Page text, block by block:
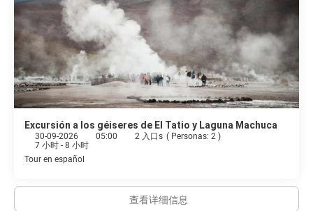
Grab a bite from the snack bar/deli serving guests of Casa Solcor.
Mingle with other guests at the complimentary reception, held
daily. A complimentary buffet breakfast is served daily from 7:30
AM to 11:00 AM.
Featured amenities include a 24-hour front desk, laundry facilities,
and coffee/tea in a common area. Free valet parking is available
onsite.
Excursión a los géiseres de El Tatio y Laguna Machuca
30-09-2026 05:00 2 入口s ( Personas: 2 )
7 小时 - 8 小时
Tour en español
查看详细信息